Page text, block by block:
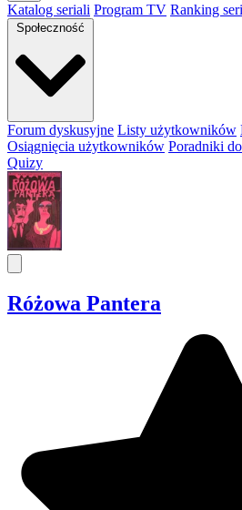
Katalog seriali Program TV Ranking
Społeczność
Forum dyskusyjne Listy użytkowników
Osiągnięcia użytkowników Poradniki
Quizy
Różowa Pantera